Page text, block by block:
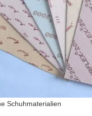
Schuhmaterialien